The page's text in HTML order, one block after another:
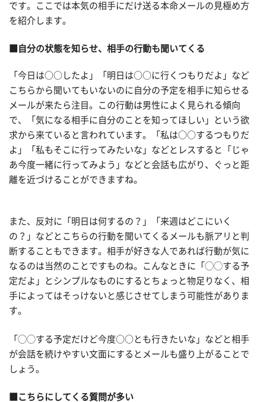
です。ここでは本気の相手にだけ送る本命メールの見極め方
を紹介します。
■自分の状態を知らせ、相手の行動も聞いてくる
「今日は○○したよ」「明日は○○に行くつもりだよ」など
こちらから聞いてもいないのに自分の予定を相手に知らせる
メールが来たら注目。この行動は男性によく見られる傾向
で、「気になる相手に自分のことを知ってほしい」という欲
求から来ていると言われています。「私は○○するつもりだ
よ」「私もそこに行ってみたいな」などとレスすると「じゃ
あ今度一緒に行ってみよう」などと会話も広がり、ぐっと距
離を近づけることができますね。
また、反対に「明日は何するの？」「来週はどこにいく
の？」などとこちらの行動を聞いてくるメールも脈アリと判
断することもできます。相手が好きな人であれば行動が気に
なるのは当然のことですものね。こんなときに「◯◯する予
定だよ」とシンプルなものにするとちょっと物足りなく、相
手によってはそっけないと感じさせてしまう可能性がありま
す。
「◯◯する予定だけど今度○○とも行きたいな」などと相手
が会話を続けやすい文面にするとメールも盛り上がることで
しょう。
■こちらにしてくる質問が多い